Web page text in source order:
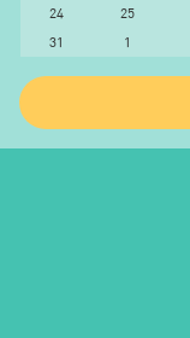
24
25
31
1